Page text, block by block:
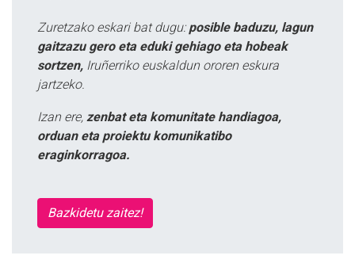
Zuretzako eskari bat dugu: posible baduzu, lagun
gaitzazu gero eta eduki gehiago eta hobeak
sortzen, Iruñerriko euskaldun ororen eskura
jartzeko.
Izan ere, zenbat eta komunitate handiagoa,
orduan eta proiektu komunikatibo
eraginkorragoa.
Bazkidetu zaitez!